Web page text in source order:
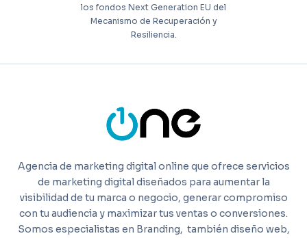
los fondos Next Generation EU del
Mecanismo de Recuperación y
Resiliencia.
Agencia de marketing digital online que ofrece servicios
de marketing digital diseñados para aumentar la
visibilidad de tu marca o negocio, generar compromiso
con tu audiencia y maximizar tus ventas o conversiones.
Somos especialistas en Branding, también diseño web,